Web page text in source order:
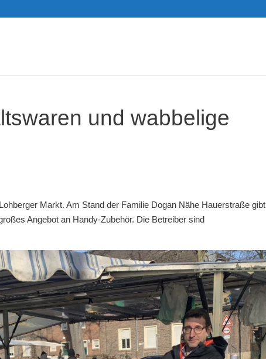
und wabbelige
Markt. Am Stand der Familie Dogan Nähe Hauerstraße gibt
Angebot an Handy-Zubehör. Die Betreiber sind